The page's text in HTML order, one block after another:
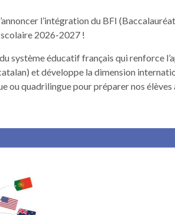
l’intégration du BFI
2026-2027 !
système éducatif français qui renforce
et développe la dimension
ou quadrilingue pour préparer nos élèves